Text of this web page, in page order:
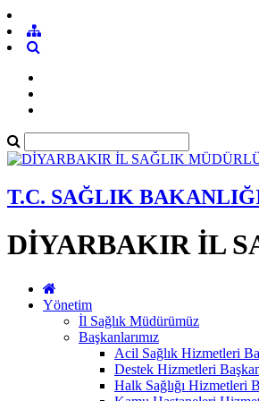
T.C. SAĞLIK
DİYARBAKIR İL
Yönetim
İl Sağlık Müdürümüz
Başkanlarımız
Acil Sağlık Hizmetleri
Destek Hizmetleri
Halk Sağlığı Hizmetleri